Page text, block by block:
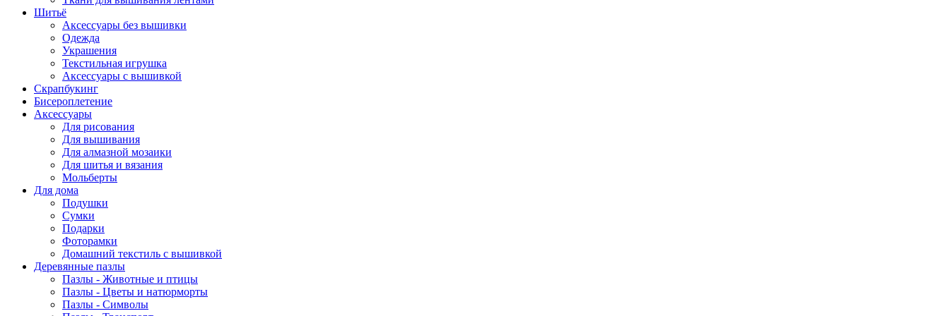
Шитьё
Аксессуары без вышивки
Одежда
Украшения
Текстильная игрушка
Аксессуары с вышивкой
Скрапбукинг
Бисероплетение
Аксессуары
Для рисования
Для вышивания
Для алмазной мозаики
Для шитья и вязания
Мольберты
Для дома
Подушки
Сумки
Подарки
Фоторамки
Домашний текстиль с вышивкой
Деревянные пазлы
Пазлы - Животные и птицы
Пазлы - Цветы и натюрморты
Пазлы - Символы